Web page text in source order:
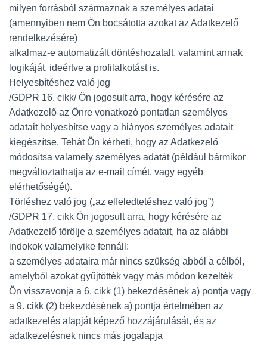
milyen forrásból származnak a személyes adatai
(amennyiben nem Ön bocsátotta azokat az Adatkezelő
rendelkezésére)
alkalmaz-e automatizált döntéshozatalt, valamint annak
logikáját, ideértve a profilalkotást is.
Helyesbítéshez való jog
/GDPR 16. cikk/ Ön jogosult arra, hogy kérésére az
Adatkezelő az Önre vonatkozó pontatlan személyes
adatait helyesbítse vagy a hiányos személyes adatait
kiegészítse. Tehát Ön kérheti, hogy az Adatkezelő
módosítsa valamely személyes adatát (például bármikor
megváltoztathatja az e-mail címét, vagy egyéb
elérhetőségét).
Törléshez való jog („az elfeledtetéshez való jog”)
/GDPR 17. cikk Ön jogosult arra, hogy kérésére az
Adatkezelő törölje a személyes adatait, ha az alábbi
indokok valamelyike fennáll:
a személyes adataira már nincs szükség abból a célból,
amelyből azokat gyűjtötték vagy más módon kezelték
Ön visszavonja a 6. cikk (1) bekezdésének a) pontja vagy
a 9. cikk (2) bekezdésének a) pontja értelmében az
adatkezelés alapját képező hozzájárulását, és az
adatkezelésnek nincs más jogalapja